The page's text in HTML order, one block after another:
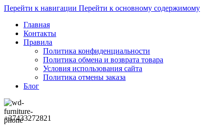
Перейти к навигации Перейти к основному содержимому
Главная
Контакты
Правила
Политика конфиденциальности
Политика обмена и возврата товара
Условия использования сайта
Политика отмены заказа
Блог
+37433272821